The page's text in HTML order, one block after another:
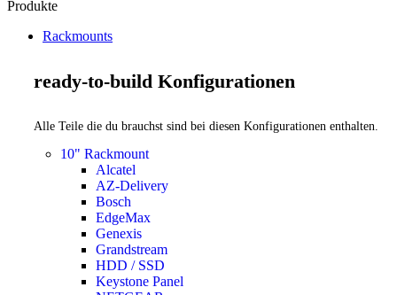
Produkte
Rackmounts
ready-to-build Konfigurationen
Alle Teile die du brauchst sind bei diesen Konfigurationen enthalten.
10" Rackmount
Alcatel
AZ-Delivery
Bosch
EdgeMax
Genexis
Grandstream
HDD / SSD
Keystone Panel